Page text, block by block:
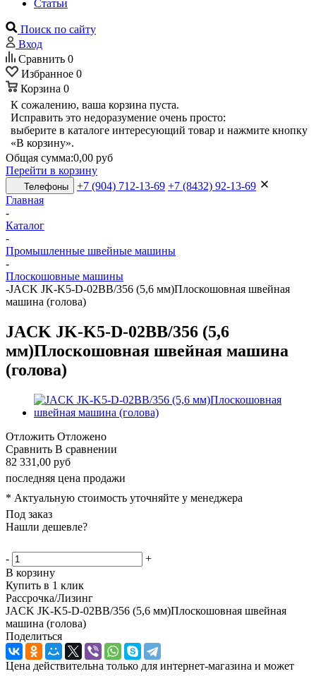
Статьи
Поиск по сайту
Вход
Сравнить 0
Избранное 0
Корзина 0
К сожалению, ваша корзина пуста.
Исправить это недоразумение очень просто:
выберите в каталоге интересующий товар и нажмите кнопку
«В корзину».
Общая сумма:0,00 руб
Перейти в корзину
Телефоны +7 (904) 712-13-69 +7 (8432) 92-13-69
Главная
-
Каталог
-
Промышленные швейные машины
-
Плоскошовные машины
-JACK JK-K5-D-02BB/356 (5,6 мм)Плоскошовная швейная
машина (голова)
JACK JK-K5-D-02BB/356 (5,6
мм)Плоскошовная швейная машина
(голова)
Отложить Отложено
Сравнить В сравнении
82 331,00 руб
последняя цена продажи
* Актуальную стоимость уточняйте у менеджера
Под заказ
Нашли дешевле?
-
+
В корзину
Купить в 1 клик
Рассрочка/Лизинг
JACK JK-K5-D-02BB/356 (5,6 мм)Плоскошовная швейная
машина (голова)
Поделиться
Цена действительна только для интернет-магазина и может